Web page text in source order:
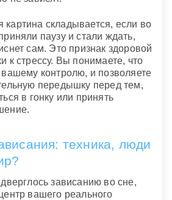
складывается, если во
паузу и стали ждать,
сам. Это признак здоровой
к стрессу. Вы понимаете, что
вашему контролю, и позволяете
передышку перед тем,
в гонку или принять
техника, люди
зависанию во сне,
вашего реального